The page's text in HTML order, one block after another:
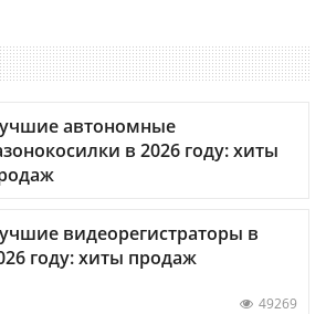
автономные
в 2026 году: хиты
видеорегистраторы в
году: хиты продаж
49269